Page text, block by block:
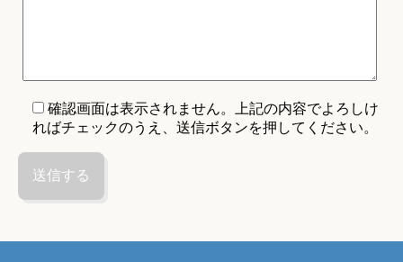
確認画面は表示されません。上記の内容でよろしけ
ればチェックのうえ、送信ボタンを押してください。